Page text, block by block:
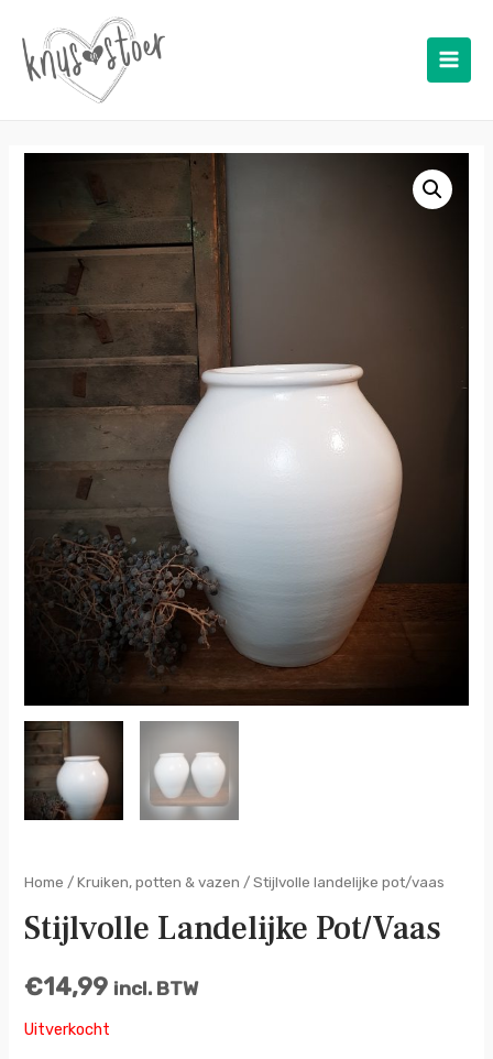
Main
Home /Kruiken, potten & vazen / Stijlvolle landelijke pot/vaas
Stijlvolle Landelijke Pot/vaas
€14,99 incl. BTW
Uitverkocht